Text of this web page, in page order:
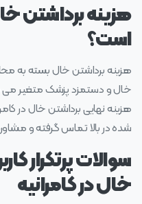
هزینه برداشتن
است؟
هزینه برداشتن خال بسته به
خال و دستمزد پزشک متغیر می
هزینه نهایی برداشتن خال در
شده در بالا تماس گرفته و
سوالات پرتکرار
خال در کامرانیه